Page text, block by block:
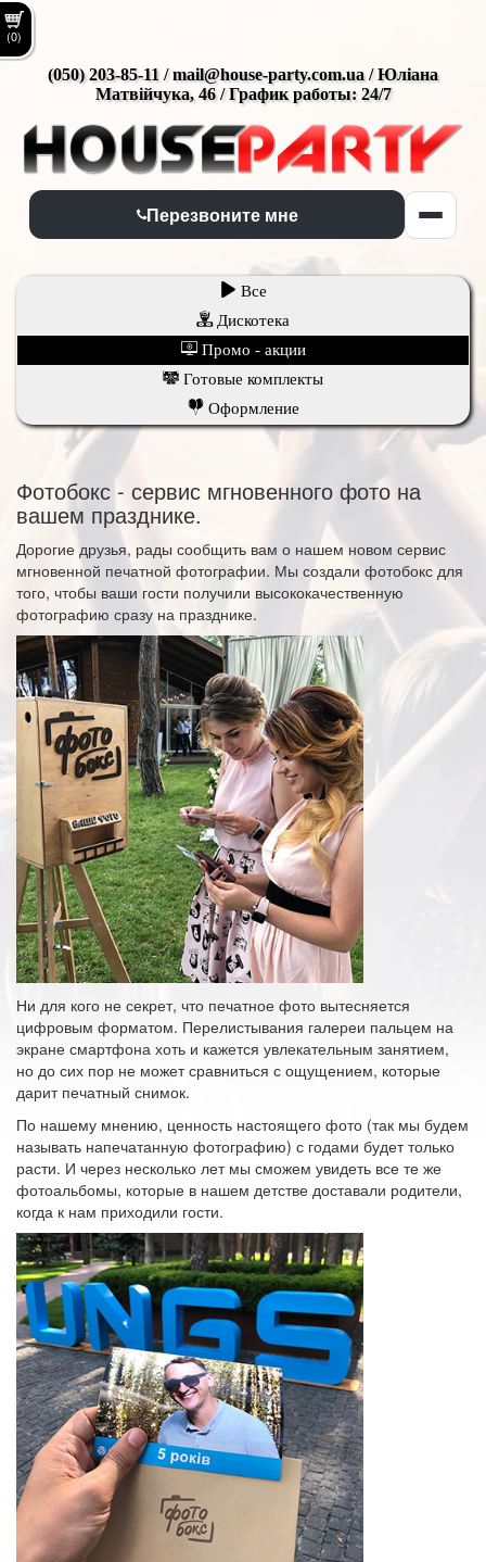
(0)
(050) 203-85-11 / mail@house-party.com.ua / Юліана
Матвійчука, 46 / График работы: 24/7
Перезвоните мне
Все
Дискотека
Промо - акции
Готовые комплекты
Оформление
Фотобокс - сервис мгновенного фото на
вашем празднике.
Дорогие друзья, рады сообщить вам о нашем новом сервис
мгновенной печатной фотографии. Мы создали фотобокс для
того, чтобы ваши гости получили высококачественную
фотографию сразу на празднике.
Ни для кого не секрет, что печатное фото вытесняется
цифровым форматом. Перелистывания галереи пальцем на
экране смартфона хоть и кажется увлекательным занятием,
но до сих пор не может сравниться с ощущением, которые
дарит печатный снимок.
По нашему мнению, ценность настоящего фото (так мы будем
называть напечатанную фотографию) с годами будет только
расти. И через несколько лет мы сможем увидеть все те же
фотоальбомы, которые в нашем детстве доставали родители,
когда к нам приходили гости.